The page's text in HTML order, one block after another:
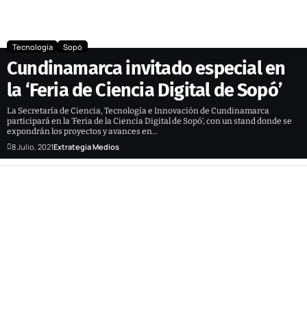
Tecnología Sopó
Cundinamarca invitado especial en
la ‘Feria de Ciencia Digital de Sopó’
La Secretaría de Ciencia, Tecnología e Innovación de Cundinamarca
participará en la ‘Feria de la Ciencia Digital de Sopó’, con un stand donde se
expondrán los proyectos y avances en…
8 Julio, 2021Extrategia Medios